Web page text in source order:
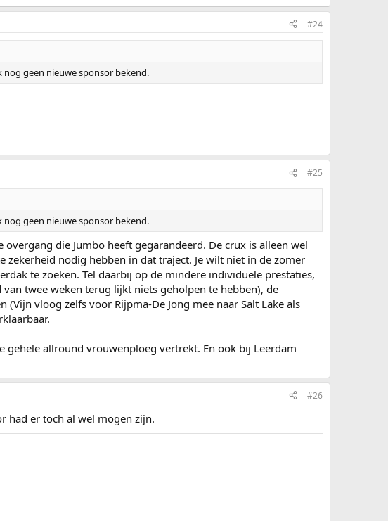
#24
nog geen nieuwe sponsor bekend.
#25
nog geen nieuwe sponsor bekend.
die Jumbo heeft gegarandeerd. De crux is alleen wel
zekerheid nodig hebben in dat traject. Je wilt niet in de zomer
te zoeken. Tel daarbij op de mindere individuele prestaties,
twee weken terug lijkt niets geholpen te hebben), de
vloog zelfs voor Rijpma-De Jong mee naar Salt Lake als
allround vrouwenploeg vertrekt. En ook bij Leerdam
#26
had er toch al wel mogen zijn.